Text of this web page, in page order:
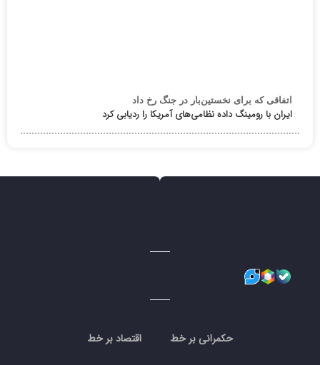
اتفاقی که برای نخستین‌بار در جنگ رخ داد
ایران با رومینگ داده نظامی‌های آمریکا را ردیابی کرد
حکمرانی بر خط اقتصاد بر خط